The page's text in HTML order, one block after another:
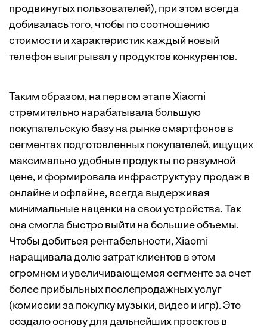
продвинутых пользователей), при этом всегда
добивалась того, чтобы по соотношению
стоимости и характеристик каждый новый
телефон выигрывал у продуктов конкурентов.
Таким образом, на первом этапе Xiaomi
стремительно нарабатывала большую
покупательскую базу на рынке смартфонов в
сегментах подготовленных покупателей, ищущих
максимально удобные продукты по разумной
цене, и формировала инфраструктуру продаж в
онлайне и офлайне, всегда выдерживая
минимальные наценки на свои устройства. Так
она смогла быстро выйти на большие объемы.
Чтобы добиться рентабельности, Xiaomi
наращивала долю затрат клиентов в этом
огромном и увеличивающемся сегменте за счет
более прибыльных послепродажных услуг
(комиссии за покупку музыки, видео и игр). Это
создало основу для дальнейших проектов в